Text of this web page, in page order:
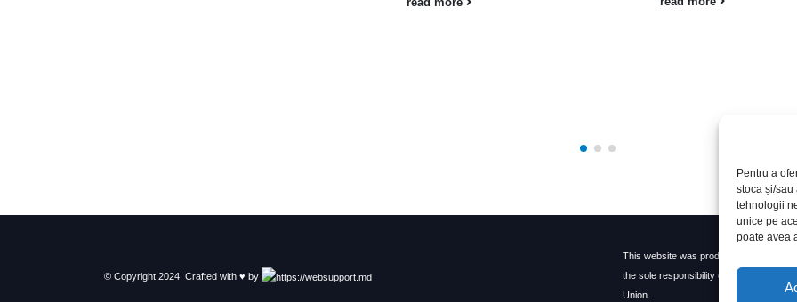
Pentru a
stoca și/sau
tehnologii
unice pe
poate avea
read more
© Copyright 2024. Crafted with ♥ by
This website was produced with the
the sole responsibility of MOLDAC and
Union.